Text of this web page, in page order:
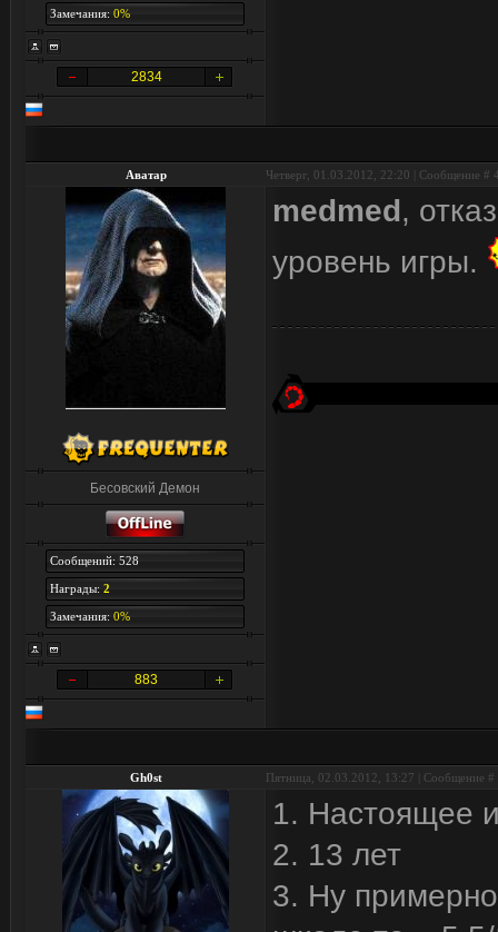
Замечания: 0%
2834
Аватар Четверг, 01.03.2012, 22:20 | Сообщение #
Бесовский Демон
Сообщений: 528
Награды: 2
Замечания: 0%
883
medmed,
уровень игры.
Gh0st Пятница, 02.03.2012, 13:27 | Сообщение #
1. Настоящее
2. 13 лет
3. Ну